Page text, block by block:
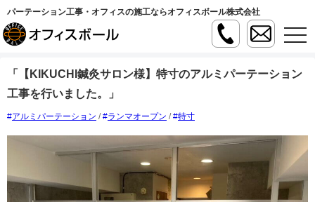
パーテーション工事・オフィスの施工ならオフィスボール株式会社
t
o
l
g
t
o
「【KIKUCHI鍼灸サロン様】特寸のアルミパーテーション
工事を行いました。」
アルミパーテーション / ランマオープン / 特寸